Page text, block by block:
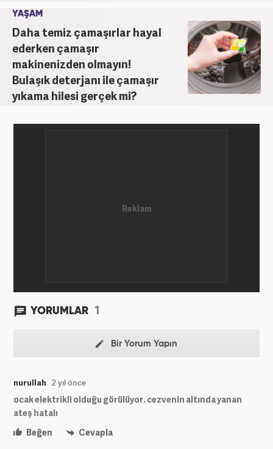
YAŞAM
Daha temiz çamaşırlar hayal
ederken çamaşır
makinenizden olmayın!
Bulaşık deterjanı ile çamaşır
yıkama hilesi gerçek mi?
YORUMLAR 1
Bir Yorum Yapın
nurullah 2 yıl önce
ocak elektrikli olduğu görülüyor. cezvenin altında yanan
ateş hatalı
Beğen
Cevapla